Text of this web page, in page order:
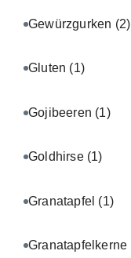
Gewürzgurken (2)
Gluten (1)
Gojibeeren (1)
Goldhirse (1)
Granatapfel (1)
Granatapfelkerne